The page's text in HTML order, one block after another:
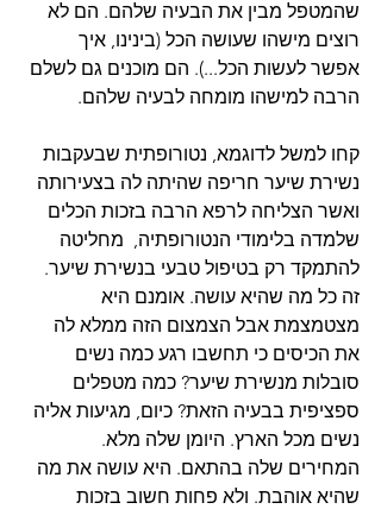
שהמטפל מבין את הבעיה שלהם. הם לא
רוצים מישהו שעושה הכל (בינינו, איך
אפשר לעשות הכל...). הם מוכנים גם לשלם
הרבה למישהו מומחה לבעיה שלהם.
קחו למשל לדוגמא, נטורופתית שבעקבות
נשירת שיער חריפה שהיתה לה בצעירותה
ואשר הצליחה לרפא הרבה בזכות הכלים
שלמדה בלימודי הנטורופתיה,  מחליטה
להתמקד רק בטיפול טבעי בנשירת שיער.
זה כל מה שהיא עושה. אומנם היא
מצטמצמת אבל הצמצום הזה ממלא לה
את הכיסים כי תחשבו רגע כמה נשים
סובלות מנשירת שיער? כמה מטפלים
ספציפית בבעיה הזאת? כיום, מגיעות אליה
נשים מכל הארץ. היומן שלה מלא.
המחירים שלה בהתאם. היא עושה את מה
שהיא אוהבת. ולא פחות חשוב בזכות